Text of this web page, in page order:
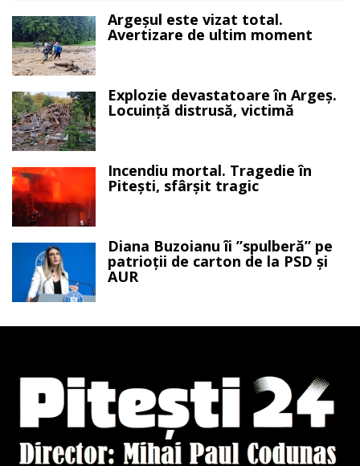
Argeșul este vizat total.
Avertizare de ultim moment
Explozie devastatoare în Argeș.
Locuință distrusă, victimă
Incendiu mortal. Tragedie în
Pitești, sfârșit tragic
Diana Buzoianu îi ”spulberă” pe
patrioții de carton de la PSD și
AUR